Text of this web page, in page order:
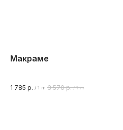
Макраме
1 785 р. / 1 m 3 570 р. / 1 m